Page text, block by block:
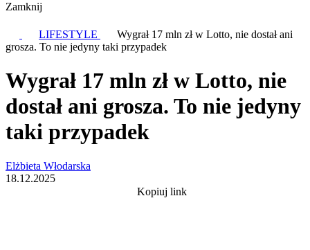
Zamknij
LIFESTYLE
Wygrał 17 mln zł w Lotto, nie dostał ani
grosza. To nie jedyny taki przypadek
Wygrał 17 mln zł w Lotto, nie
dostał ani grosza. To nie jedyny
taki przypadek
Elżbieta Włodarska
18.12.2025
Kopiuj link